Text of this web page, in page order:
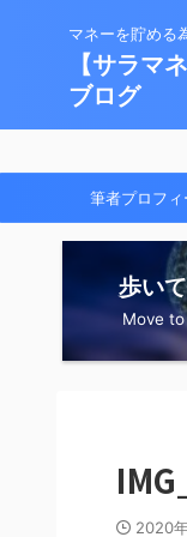
マネーを貯める
【サラマ
ブログ
筆者プロフィ
歩い
Move to
2020